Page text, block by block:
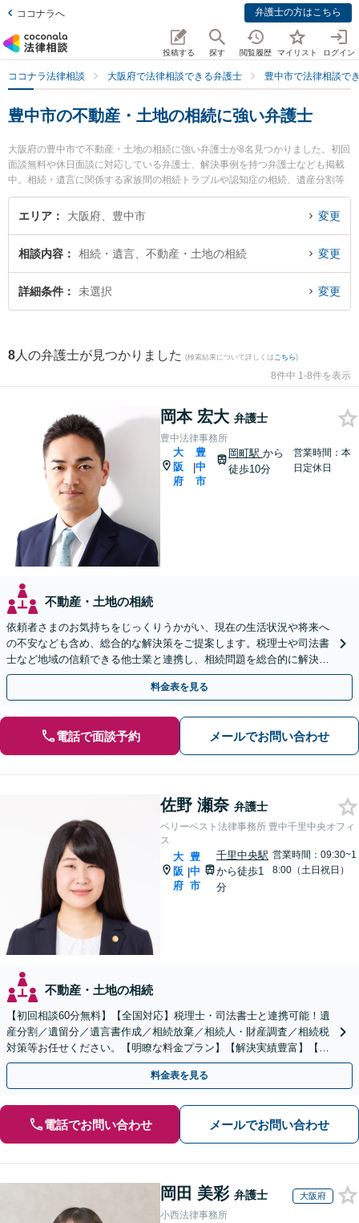
ココナラへ 弁護士の方はこちら
投稿する 探す 閲覧履歴 マイリスト ログイン
ココナラ法律相談 大阪府で法律相談できる弁護士 豊中市で法律相談で
豊中市の不動産・土地の相続に強い弁護士
大阪府の豊中市で不動産・土地の相続に強い弁護士が8名見つかりました。初回
面談無料や休日面談に対応している弁護士、解決事例を持つ弁護士なども掲載
中。相続・遺言に関係する家族間の相続トラブルや認知症の相続、遺産分割等
の細かな分野での絞り込み検索もでき便利です。特に豊中法律事務所の岡本 宏
大弁護士やベリーベスト法律事務所 豊中千里中央オフィスの佐野 瀬奈弁護士、
トラブルを今すぐに弁護士に相談したい』『不動産・土地の相続のトラブル解
決の実績豊富な近くの弁護士を検索したい』『初回相談無料で不動産・土地の
相続を法律相談できる豊中市内の弁護士に相談予約したい』などでお困りの相
エリア 大阪府、豊中市 変更
相談内容 相続・遺言、不動産・土地の相続 変更
詳細条件 未選択 変更
8 人の弁護士が見つかりました (検索結果について詳しくは こちら)
8件中 1-8件を表示
岡本 宏大 弁護士
豊中法律事務所
大
阪
府
|
豊
中
市
岡町駅 から
徒歩10分
営業時間：本
日定休日
不動産・土地の相続
依頼者さまのお気持ちをじっくりうかがい、現在の生活状況や将来へ
の不安なども含め、総合的な解決策をご提案します。税理士や司法書
士など地域の信頼できる他士業と連携し、相続問題を総合的に解決
「後見人にお悩みの方もお気軽にご相談を」
料金表を見る
電話で面談予約 メールでお問い合わせ
佐野 瀬奈 弁護士
ベリーベスト法律事務所 豊中千里中央オフィ
ス
大
阪
府
|
豊
中
市
千里中央駅
から徒歩1
分
営業時間：09:30~1
8:00（土日祝日）
不動産・土地の相続
【初回相談60分無料】【全国対応】税理士・司法書士と連携可能！遺
産分割／遺留分／遺言書作成／相続放棄／相続人・財産調査／相続税
対策等お任せください。【明瞭な料金プラン】【解決実績豊富】【電
話相談可】
料金表を見る
電話でお問い合わせ メールでお問い合わせ
岡田 美彩 弁護士 大阪府
小西法律事務所